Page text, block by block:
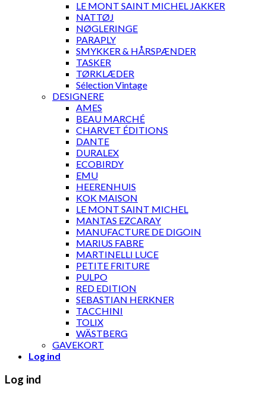
LE MONT SAINT MICHEL JAKKER
NATTØJ
NØGLERINGE
PARAPLY
SMYKKER & HÅRSPÆNDER
TASKER
TØRKLÆDER
Sélection Vintage
DESIGNERE
AMES
BEAU MARCHÉ
CHARVET ÉDITIONS
DANTE
DURALEX
ECOBIRDY
EMU
HEERENHUIS
KOK MAISON
LE MONT SAINT MICHEL
MANTAS EZCARAY
MANUFACTURE DE DIGOIN
MARIUS FABRE
MARTINELLI LUCE
PETITE FRITURE
PULPO
RED EDITION
SEBASTIAN HERKNER
TACCHINI
TOLIX
WÄSTBERG
GAVEKORT
Log ind
Log ind